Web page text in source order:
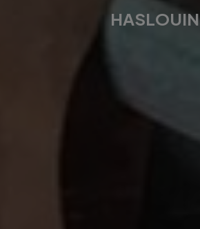
HASLOUIN